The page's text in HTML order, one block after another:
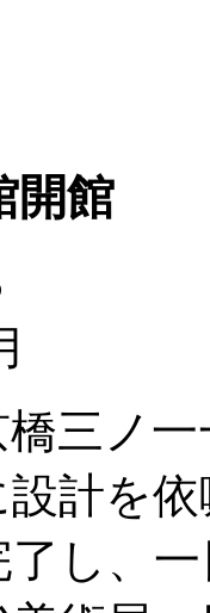
開館
三ノ
計を
し、